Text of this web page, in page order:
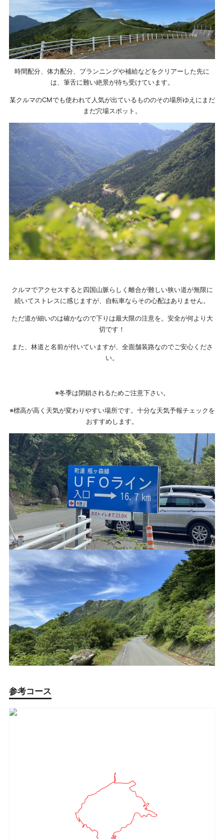
時間配分、体力配分、プランニングや補給などをクリアーした先に
は、筆舌に難い絶景が待ち受けています。
某クルマのCMでも使われて人気が出ているもののその場所ゆえにまだ
まだ穴場スポット。
クルマでアクセスすると四国山脈らしく離合が難しい狭い道が無限に
続いてストレスに感じますが、自転車ならその心配はありません。
ただ道が細いのは確かなので下りは最大限の注意を。安全が何より大
切です！
また、林道と名前が付いていますが、全面舗装路なのでご安心くださ
い。
※冬季は閉鎖されるためご注意下さい。
※標高が高く天気が変わりやすい場所です。十分な天気予報チェックを
おすすめします。
参考コース